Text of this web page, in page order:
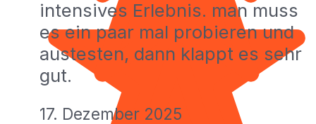
intensives Erlebnis. man muss
es ein paar mal probieren und
austesten, dann klappt es sehr
gut.
17. Dezember 2025